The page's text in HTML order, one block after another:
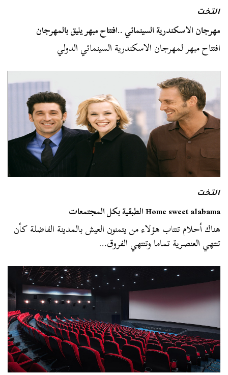
التخت
مهرجان الاسكندرية السينمائي ..افتتاح مبهر يليق بالمهرجان
افتتاح مبهر لمهرجان الاسكندرية السينمائي الدولي
التخت
Home sweet alabama الطبقية بكل المجتمعات
هناك أحلام تنتاب هؤلاء من يتمنون العيش بالمدينة الفاضلة كأن
تنتهي العنصرية تماما وتنتهي الفروق…